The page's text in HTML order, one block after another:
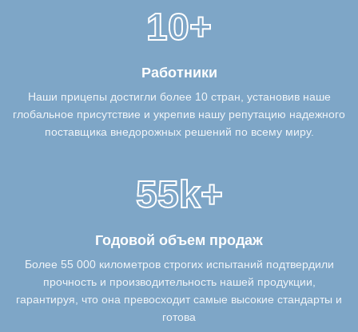
10+
Работники
Наши прицепы достигли более 10 стран, установив наше
глобальное присутствие и укрепив нашу репутацию надежного
поставщика внедорожных решений по всему миру.
55k+
Годовой объем продаж
Более 55 000 километров строгих испытаний подтвердили
прочность и производительность нашей продукции,
гарантируя, что она превосходит самые высокие стандарты и
готова